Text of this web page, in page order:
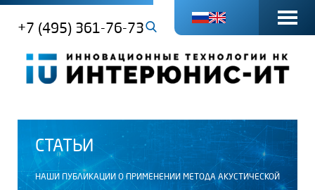
+7 (495) 361-76-73
СТАТЬИ
НАШИ ПУБЛИКАЦИИ О ПРИМЕНЕНИИ МЕТОДА АКУСТИЧЕСКОЙ